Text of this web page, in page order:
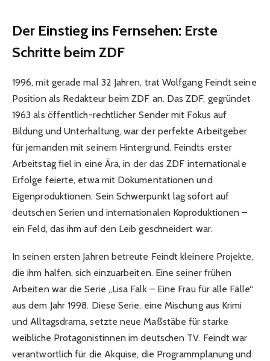
Der Einstieg ins Fernsehen: Erste
Schritte beim ZDF
1996, mit gerade mal 32 Jahren, trat Wolfgang Feindt seine
Position als Redakteur beim ZDF an. Das ZDF, gegründet
1963 als öffentlich-rechtlicher Sender mit Fokus auf
Bildung und Unterhaltung, war der perfekte Arbeitgeber
für jemanden mit seinem Hintergrund. Feindts erster
Arbeitstag fiel in eine Ära, in der das ZDF internationale
Erfolge feierte, etwa mit Dokumentationen und
Eigenproduktionen. Sein Schwerpunkt lag sofort auf
deutschen Serien und internationalen Koproduktionen –
ein Feld, das ihm auf den Leib geschneidert war.
In seinen ersten Jahren betreute Feindt kleinere Projekte,
die ihm halfen, sich einzuarbeiten. Eine seiner frühen
Arbeiten war die Serie „Lisa Falk – Eine Frau für alle Fälle“
aus dem Jahr 1998. Diese Serie, eine Mischung aus Krimi
und Alltagsdrama, setzte neue Maßstäbe für starke
weibliche Protagonistinnen im deutschen TV. Feindt war
verantwortlich für die Akquise, die Programmplanung und